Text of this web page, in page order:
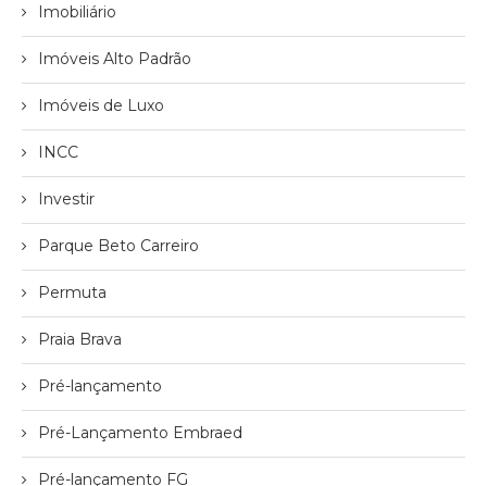
Imobiliário
Imóveis Alto Padrão
Imóveis de Luxo
INCC
Investir
Parque Beto Carreiro
Permuta
Praia Brava
Pré-lançamento
Pré-Lançamento Embraed
Pré-lançamento FG